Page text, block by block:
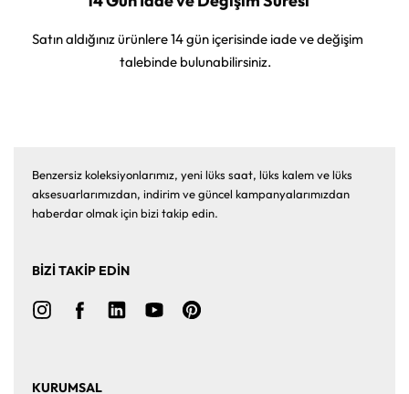
Satın aldığınız ürünlere 14 gün içerisinde iade ve değişim
talebinde bulunabilirsiniz.
Benzersiz koleksiyonlarımız, yeni lüks saat, lüks kalem ve lüks
aksesuarlarımızdan, indirim ve güncel kampanyalarımızdan
haberdar olmak için bizi takip edin.
BİZİ TAKİP EDİN
KURUMSAL